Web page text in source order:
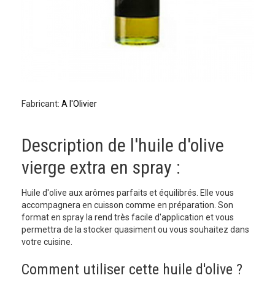
Fabricant: A l'Olivier
Description de l'huile d'olive
vierge extra en spray :
Huile d'olive aux arômes parfaits et équilibrés. Elle vous
accompagnera en cuisson comme en préparation. Son
format en spray la rend très facile d'application et vous
permettra de la stocker quasiment ou vous souhaitez dans
votre cuisine.
Comment utiliser cette huile d'olive ?